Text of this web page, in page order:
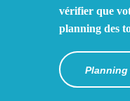
vérifier que
planning des